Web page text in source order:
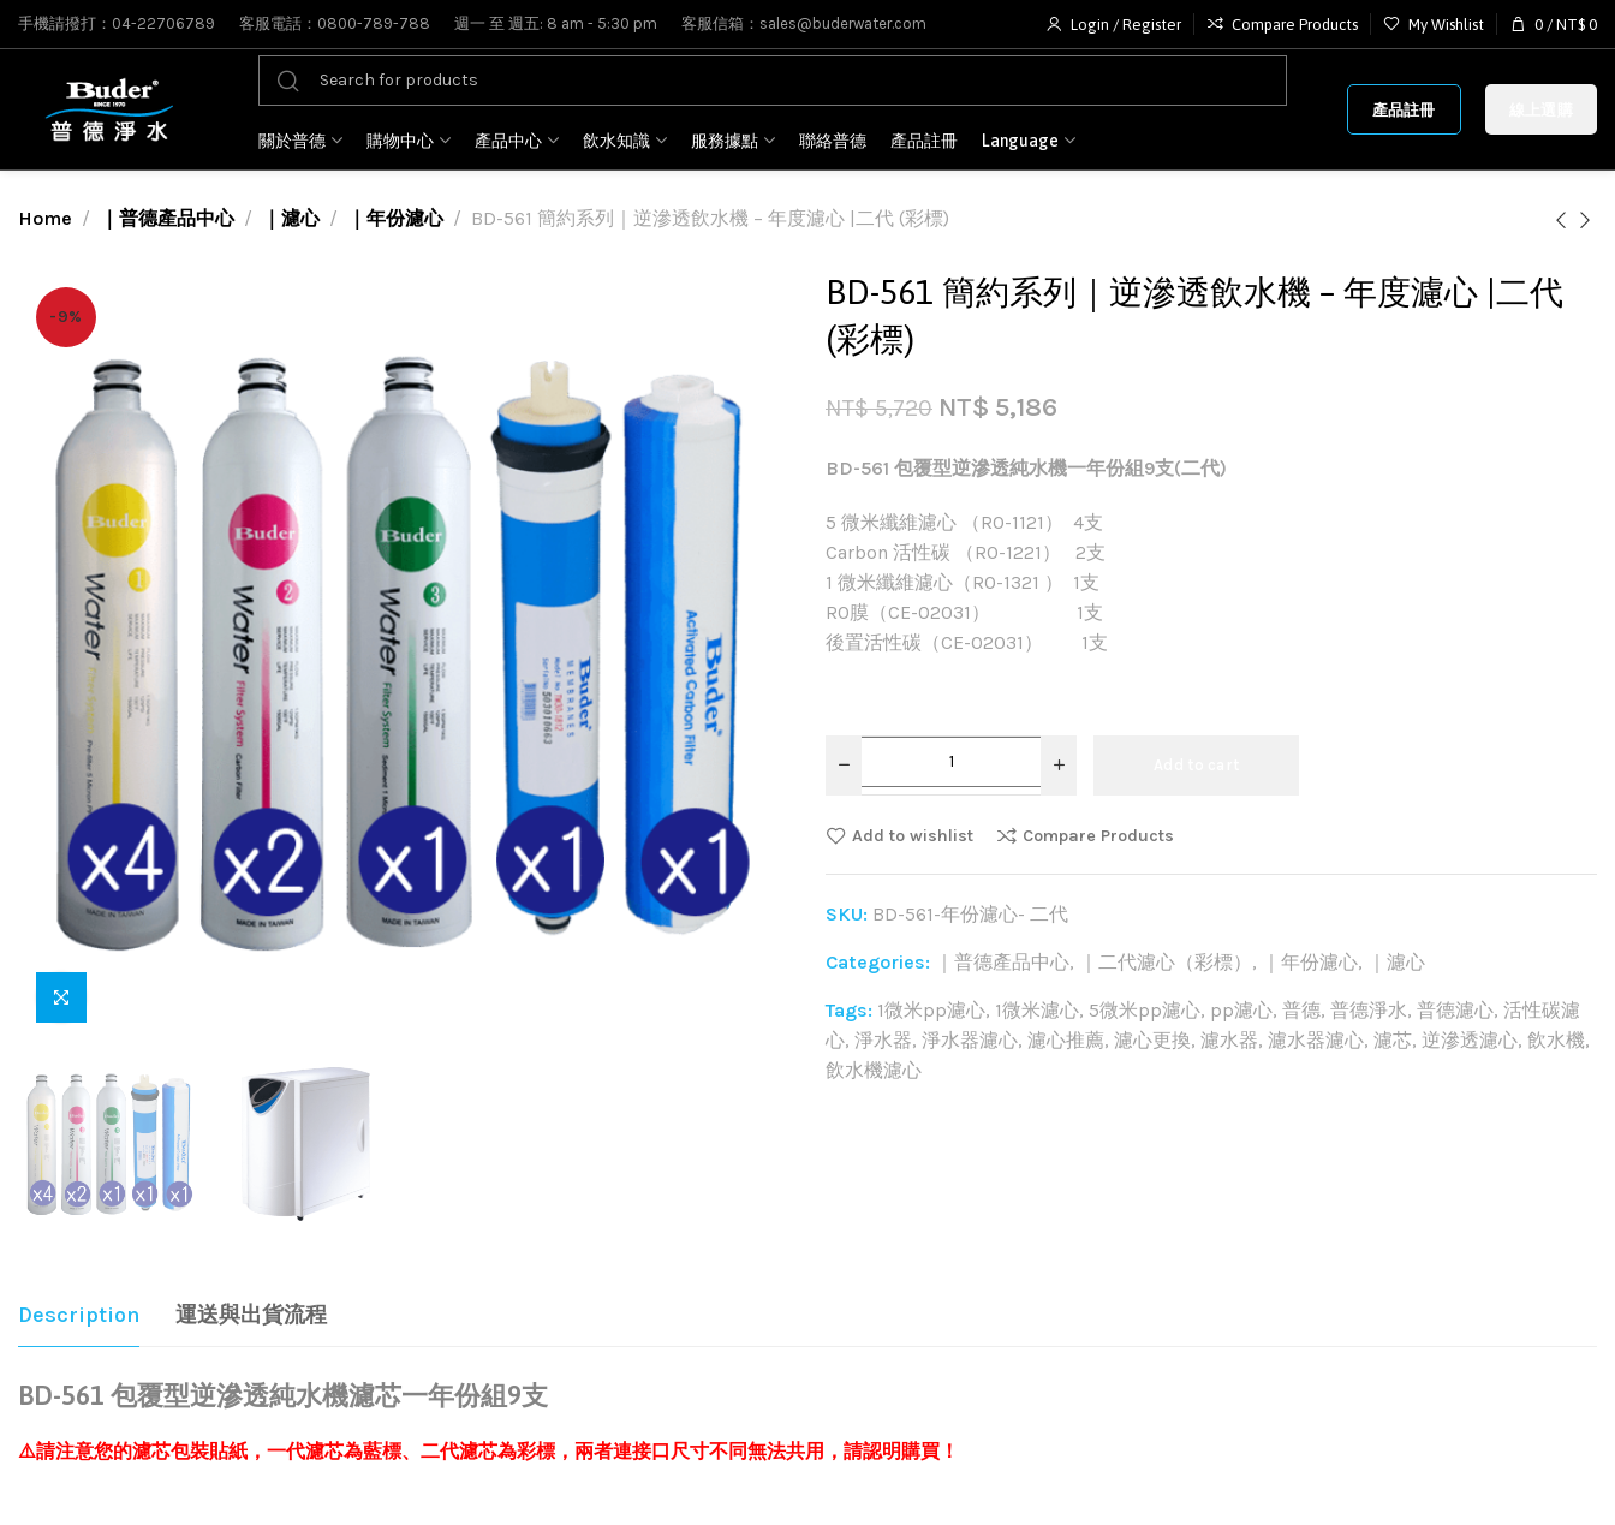
手機請撥打：04-22706789 客服電話：0800-789-788 週一 至 週五: 8 am - 5:30 pm 客服信箱：sales@buderwater.com Login / Register Compare Products My Wishlist 0 / NT$ 0
關於普德 購物中心 產品中心 飲水知識 服務據點 聯絡普德 產品註冊 Language
產品註冊
Home ｜普德產品中心 ｜濾心 ｜年份濾心 BD-561 簡約系列｜逆滲透飲水機 – 年度濾心 |二代 (彩標)
-9%
BD-561 簡約系列｜逆滲透飲水機 – 年度濾心 |二代
(彩標)
NT$5,720 NT$ 5,186
BD-561 包覆型逆滲透純水機一年份組9支(二代)
5 微米纖維濾心 （RO-1121） 4支
Carbon 活性碳 （RO-1221） 2支
1 微米纖維濾心（RO-1321 ） 1支
RO膜（CE-02031） 1支
後置活性碳（CE-02031） 1支
Add to wishlist Compare Products
SKU: BD-561-年份濾心- 二代
Categories: ｜普德產品中心, ｜二代濾心（彩標） , ｜年份濾心, ｜濾心
Tags: 1微米pp濾心, 1微米濾心, 5微米pp濾心, pp濾心, 普德, 普德淨水, 普德濾心, 活性碳濾
心, 淨水器, 淨水器濾心, 濾心推薦, 濾心更換, 濾水器, 濾水器濾心, 濾芯, 逆滲透濾心, 飲水機,
飲水機濾心
Description 運送與出貨流程
BD-561 包覆型逆滲透純水機濾芯一年份組9支
⚠️請注意您的濾芯包裝貼紙，一代濾芯為藍標、二代濾芯為彩標，兩者連接口尺寸不同無法共用，請認明購買！